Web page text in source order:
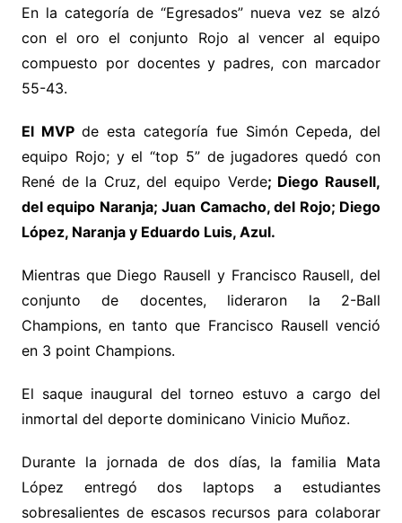
En la categoría de “Egresados” nueva vez se alzó
con el oro el conjunto Rojo al vencer al equipo
compuesto por docentes y padres, con marcador
55-43.
El MVPde esta categoría fue Simón Cepeda, del
equipo Rojo; y el “top 5” de jugadores quedó con
René de la Cruz, del equipo Verde; Diego Rausell,
del equipo Naranja; ⁠Juan Camacho, del Rojo; ⁠Diego
López, Naranja y ⁠Eduardo Luis, Azul.
Mientras que Diego Rausell y Francisco Rausell, del
conjunto de docentes, lideraron la 2-Ball
Champions, en tanto que Francisco Rausell venció
en 3 point Champions.
El saque inaugural del torneo estuvo a cargo del
inmortal del deporte dominicano Vinicio Muñoz.
Durante la jornada de dos días, la familia Mata
López entregó dos laptops a estudiantes
sobresalientes de escasos recursos para colaborar